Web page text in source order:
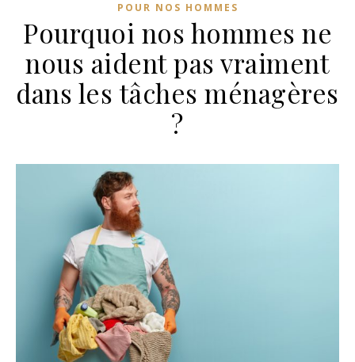
POUR NOS HOMMES
Pourquoi nos hommes ne
nous aident pas vraiment
dans les tâches ménagères
?